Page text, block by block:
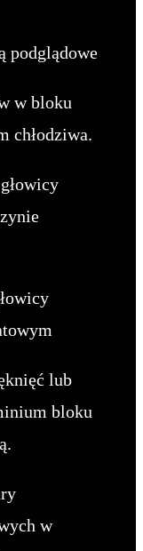
podglądowe